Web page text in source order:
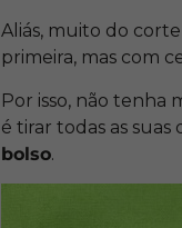
Aliás, muito do
primeira, mas com
Por isso, não tenha
é tirar todas as
bolso.